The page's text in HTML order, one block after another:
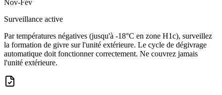
Nov-Fév
Surveillance active
Par températures négatives (jusqu'à -18°C en zone H1c), surveillez
la formation de givre sur l'unité extérieure. Le cycle de dégivrage
automatique doit fonctionner correctement. Ne couvrez jamais
l'unité extérieure.